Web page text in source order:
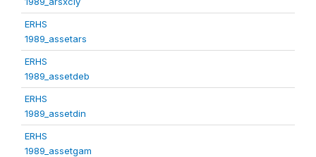
ERHS
1989_assetars
ERHS
1989_assetdeb
ERHS
1989_assetdin
ERHS
1989_assetgam